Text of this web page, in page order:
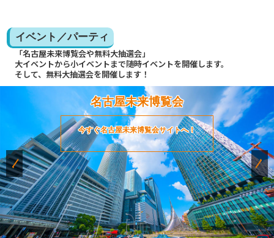
イベント／パーティ
「名古屋未来博覧会や無料大抽選会」
大イベントから小イベントまで随時イベントを開催します。
そして、無料大抽選会を開催します！
名古屋未来博覧会
今すぐ名古屋未来博覧会サイトへ！